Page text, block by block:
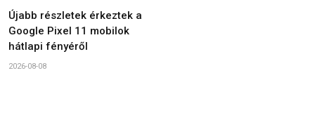
Újabb részletek érkeztek a
Google Pixel 11 mobilok
hátlapi fényéről
2026-08-08